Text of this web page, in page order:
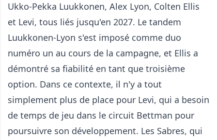
Ukko-Pekka Luukkonen, Alex Lyon, Colten Ellis
et Levi, tous liés jusqu'en 2027. Le tandem
Luukkonen-Lyon s'est imposé comme duo
numéro un au cours de la campagne, et Ellis a
démontré sa fiabilité en tant que troisième
option. Dans ce contexte, il n'y a tout
simplement plus de place pour Levi, qui a besoin
de temps de jeu dans le circuit Bettman pour
poursuivre son développement. Les Sabres, qui